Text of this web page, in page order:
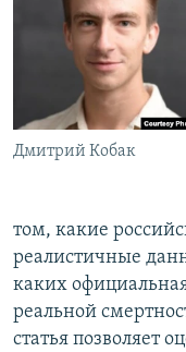
Дмитрий Кобак
том, какие
реалистичные
каких
реальной
статья позволяет